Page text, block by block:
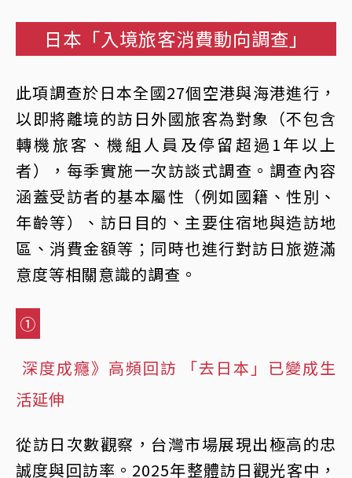
日本「入境旅客消費動向調查」
此項調查於日本全國27個空港與海港進行，
以即將離境的訪日外國旅客為對象（不包含
轉機旅客、機組人員及停留超過1年以上
者），每季實施一次訪談式調查。調查內容
涵蓋受訪者的基本屬性（例如國籍、性別、
年齡等）、訪日目的、主要住宿地與造訪地
區、消費金額等；同時也進行對訪日旅遊滿
意度等相關意識的調查。
①
深度成癮》高頻回訪 「去日本」已變成生
活延伸
從訪日次數觀察，台灣市場展現出極高的忠
誠度與回訪率。2025年整體訪日觀光客中，